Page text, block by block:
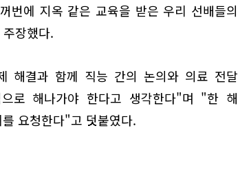
번에 지옥 같은 교육을 받은 우리 선배들의
장했다.
해결과 함께 직능 간의 논의와 의료 전달
로 해나가야 한다고 생각한다"며 "한 해
요청한다"고 덧붙였다.